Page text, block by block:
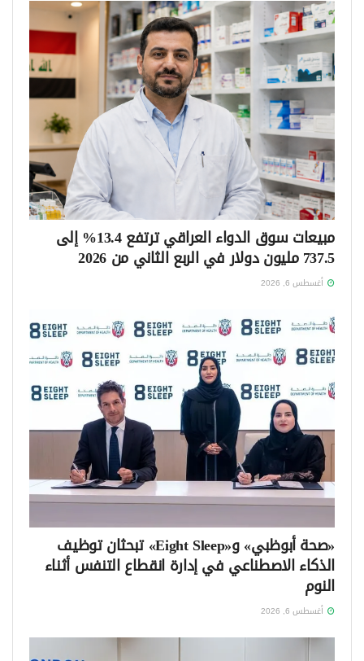
مبيعات سوق الدواء العراقي ترتفع 13.4% إلى
737.5 مليون دولار في الربع الثاني من 2026
أغسطس 6, 2026
«صحة أبوظبي» و«Eight Sleep» تبحثان توظيف
الذكاء الاصطناعي في إدارة انقطاع التنفس أثناء
النوم
أغسطس 6, 2026